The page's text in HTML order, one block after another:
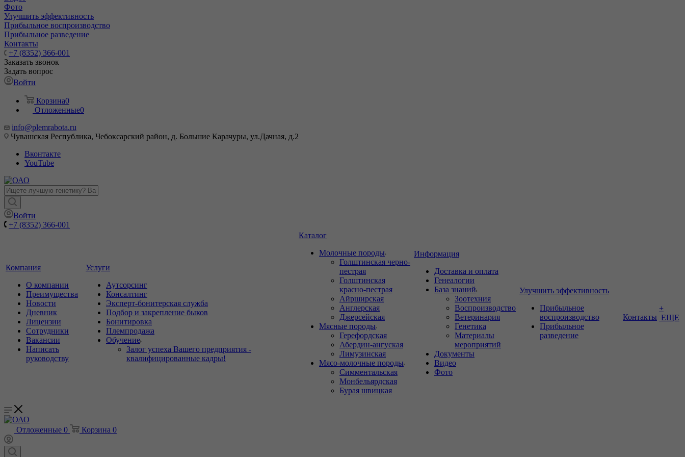
Фото
Улучшить эффективность
Прибыльное воспроизводство
Прибыльное разведение
Контакты
+7 (8352) 366-001
Заказать звонок
Задать вопрос
Войти
Корзина0
Отложенные0
info@plemrabota.ru
Чувашская Республика, Чебоксарский район, д. Большие Карачуры, ул.Дачная, д.2
Вконтакте
YouTube
Войти
+7 (8352) 366-001
Компания
О компании
Преимущества
Новости
Дневник
Лицензии
Сотрудники
Вакансии
Написать
руководству
Услуги
Аутсорсинг
Консалтинг
Эксперт-бонитерская служба
Подбор и закрепление быков
Бонитировка
Племпродажа
Обучение
Залог успеха Вашего предприятия -
квалифицированные кадры!
Каталог
Молочные породы
Голштинская черно-
пестрая
Голштинская
красно-пестрая
Айрширская
Англерская
Джерсейская
Мясные породы
Герефордская
Абердин-ангуская
Лимузинская
Мясо-молочные породы
Симментальская
Монбельярдская
Бурая швицкая
Информация
Доставка и оплата
Генеалогии
База знаний
Зоотехния
Воспроизводство
Ветеринария
Генетика
Материалы
мероприятий
Документы
Видео
Фото
Улучшить эффективность
Прибыльное
воспроизводство
Прибыльное
разведение
Контакты
+
ЕЩЕ
Отложенные 0 Корзина 0